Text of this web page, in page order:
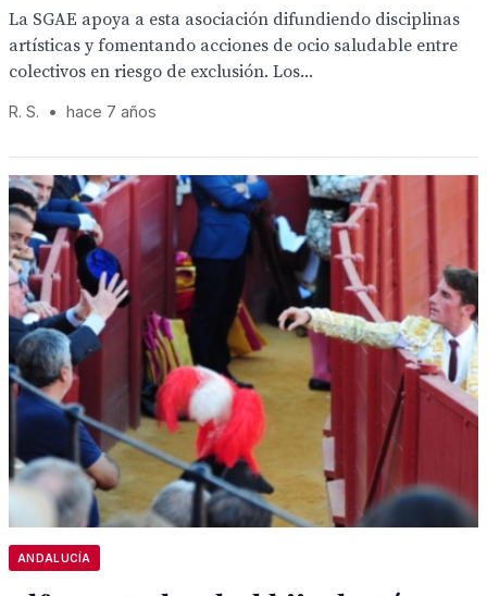
La SGAE apoya a esta asociación difundiendo disciplinas
artísticas y fomentando acciones de ocio saludable entre
colectivos en riesgo de exclusión. Los...
R. S. • hace 7 años
ANDALUCÍA